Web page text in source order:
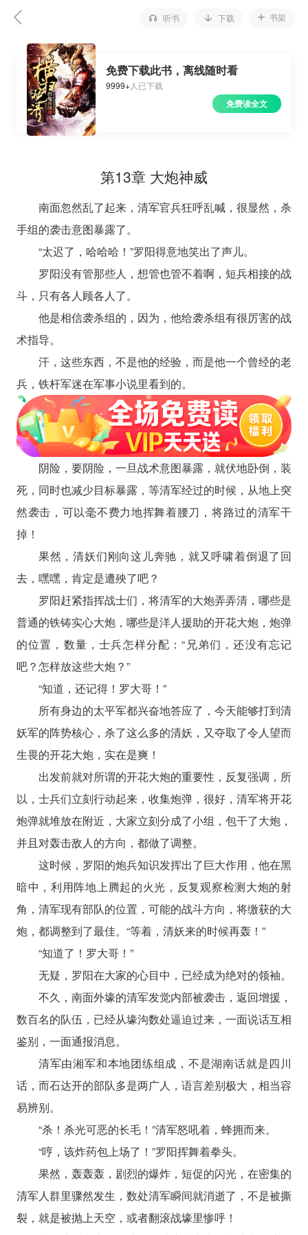
听书 下载 书架
免费下载此书，离线随时看
9999+人已下载
免费读全文
第13章 大炮神威
南面忽然乱了起来，清军官兵狂呼乱喊，很显然，杀
手组的袭击意图暴露了。
“太迟了，哈哈哈！”罗阳得意地笑出了声儿。
罗阳没有管那些人，想管也管不着啊，短兵相接的战
斗，只有各人顾各人了。
他是相信袭杀组的，因为，他给袭杀组有很厉害的战
术指导。
汗，这些东西，不是他的经验，而是他一个曾经的老
兵，铁杆军迷在军事小说里看到的。
阴险，要阴险，一旦战术意图暴露，就伏地卧倒，装
死，同时也减少目标暴露，等清军经过的时候，从地上突
然袭击，可以毫不费力地挥舞着腰刀，将路过的清军干
掉！
果然，清妖们刚向这儿奔驰，就又呼啸着倒退了回
去，嘿嘿，肯定是遭殃了吧？
罗阳赶紧指挥战士们，将清军的大炮弄弄清，哪些是
普通的铁铸实心大炮，哪些是洋人援助的开花大炮，炮弹
的位置，数量，士兵怎样分配：“兄弟们，还没有忘记
吧？怎样放这些大炮？”
“知道，还记得！罗大哥！”
所有身边的太平军都兴奋地答应了，今天能够打到清
妖军的阵势核心，杀了这么多的清妖，又夺取了令人望而
生畏的开花大炮，实在是爽！
出发前就对所谓的开花大炮的重要性，反复强调，所
以，士兵们立刻行动起来，收集炮弹，很好，清军将开花
炮弹就堆放在附近，大家立刻分成了小组，包干了大炮，
并且对轰击敌人的方向，都做了调整。
这时候，罗阳的炮兵知识发挥出了巨大作用，他在黑
暗中，利用阵地上腾起的火光，反复观察检测大炮的射
角，清军现有部队的位置，可能的战斗方向，将缴获的大
炮，都调整到了最佳。“等着，清妖来的时候再轰！”
“知道了！罗大哥！”
无疑，罗阳在大家的心目中，已经成为绝对的领袖。
不久，南面外壕的清军发觉内部被袭击，返回增援，
数百名的队伍，已经从壕沟数处逼迫过来，一面说话互相
鉴别，一面通报消息。
清军由湘军和本地团练组成，不是湖南话就是四川
话，而石达开的部队多是两广人，语言差别极大，相当容
易辨别。
“杀！杀光可恶的长毛！”清军怒吼着，蜂拥而来。
“哼，该炸药包上场了！”罗阳挥舞着拳头。
果然，轰轰轰，剧烈的爆炸，短促的闪光，在密集的
清军人群里骤然发生，数处清军瞬间就消逝了，不是被撕
裂，就是被抛上天空，或者翻滚战壕里惨呼！